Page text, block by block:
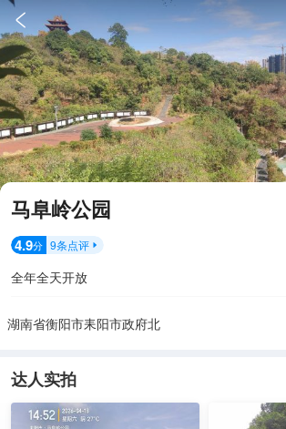

马阜岭公园
4.9分 9条点评 
全年全天开放
湖南省衡阳市耒阳市政府北
达人实拍